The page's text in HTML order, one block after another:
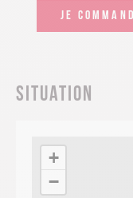
JE
Situation
+
−